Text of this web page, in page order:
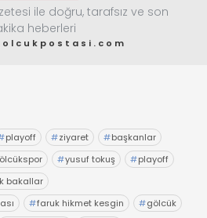
ile doğru, tarafsız ve son
heberleri
playoff #ziyaret #başkanlar
#yusuf tokuş #playoff
bakallar
#faruk hikmet kesgin #gölcük